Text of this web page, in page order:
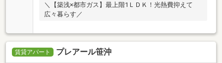
＼【築浅×都市ガス】最上階1ＬＤＫ！光熱費抑えて
広々暮らす／
賃貸アパート プレアール笹沖